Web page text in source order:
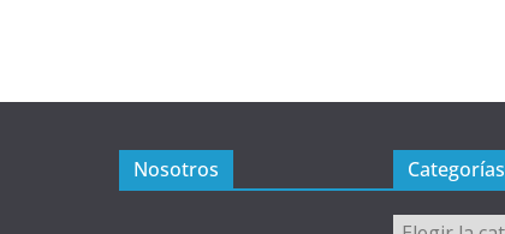
Nosotros Categorías
Categorías